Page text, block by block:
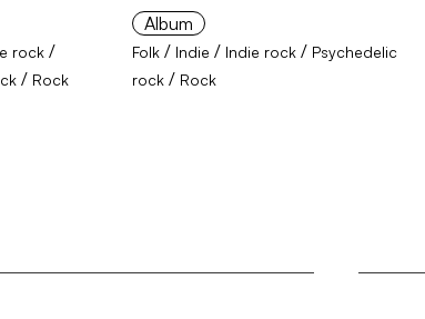
rock/
/ Rock
Album
Folk / Indie / Indie rock / Psychedelic
rock / Rock